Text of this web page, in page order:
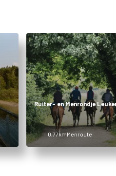
Ruiter- en Menrondje
0,77kmMenroute